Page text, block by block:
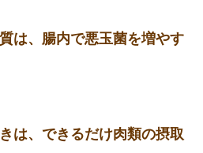
は、腸内で悪玉菌を増やす
は、できるだけ肉類の摂取